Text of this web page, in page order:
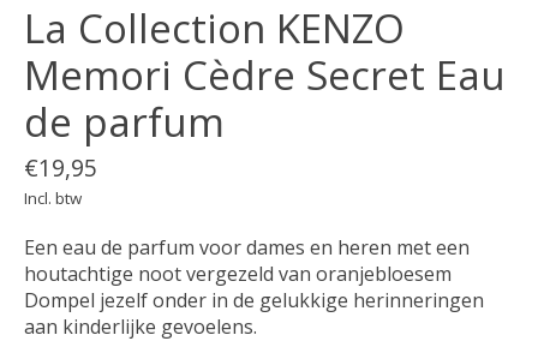
La Collection KENZO
Memori Cèdre Secret Eau
de parfum
€19,95
Incl. btw
Een eau de parfum voor dames en heren met een
houtachtige noot vergezeld van oranjebloesem
Dompel jezelf onder in de gelukkige herinneringen
aan kinderlijke gevoelens.